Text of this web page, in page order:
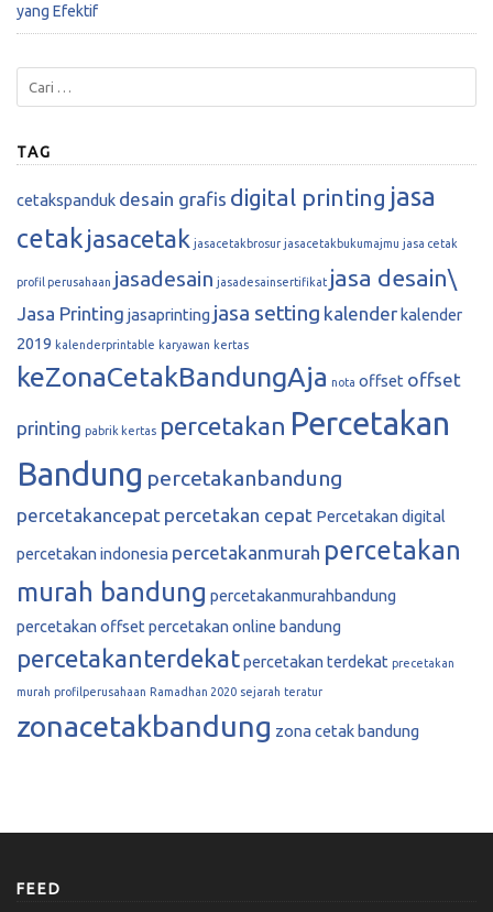
yang Efektif
TAG
cetakspanduk desain grafis digital printing jasa
cetak jasacetak jasacetakbrosur jasacetakbukumajmu jasa cetak
profil perusahaan jasadesain jasadesainsertifikat jasa desain\
Jasa Printing jasaprinting jasa setting kalender kalender
2019 kalenderprintable karyawan kertas
keZonaCetakBandungAja nota offset offset
printing pabrik kertas percetakan Percetakan
Bandung percetakanbandung
percetakancepat percetakan cepat Percetakan digital
percetakan indonesia percetakanmurah percetakan
murah bandung percetakanmurahbandung
percetakan offset percetakan online bandung
percetakanterdekatpercetakan terdekat precetakan
murah profilperusahaan Ramadhan 2020 sejarah teratur
zonacetakbandung zona cetak bandung
FEED